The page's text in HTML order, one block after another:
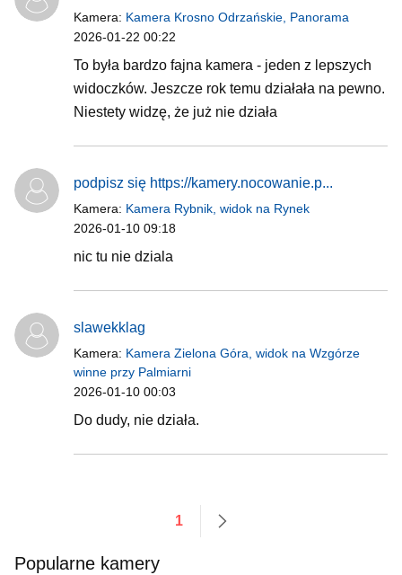
Kamera: Kamera Krosno Odrzańskie, Panorama
2026-01-22 00:22
To była bardzo fajna kamera - jeden z lepszych
widoczków. Jeszcze rok temu działała na pewno.
Niestety widzę, że już nie działa
podpisz się https://kamery.nocowanie.p...
Kamera: Kamera Rybnik, widok na Rynek
2026-01-10 09:18
nic tu nie dziala
slawekklag
Kamera: Kamera Zielona Góra, widok na Wzgórze
winne przy Palmiarni
2026-01-10 00:03
Do dudy, nie działa.
1
Popularne kamery